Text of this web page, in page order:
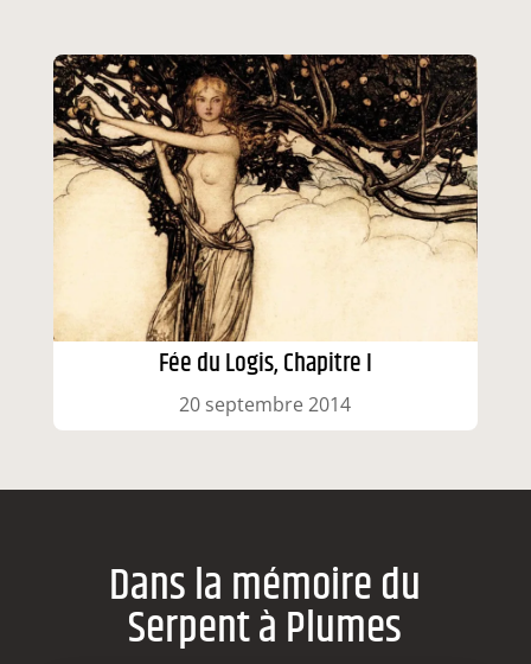
Fée du Logis, Chapitre I
20 septembre 2014
Dans la mémoire du
Serpent à Plumes